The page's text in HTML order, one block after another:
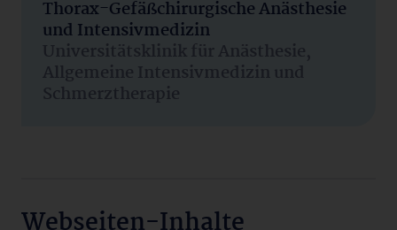
Thorax-Gefäßchirurgische Anästhesie
und Intensivmedizin
Universitätsklinik für Anästhesie,
Allgemeine Intensivmedizin und
Schmerztherapie